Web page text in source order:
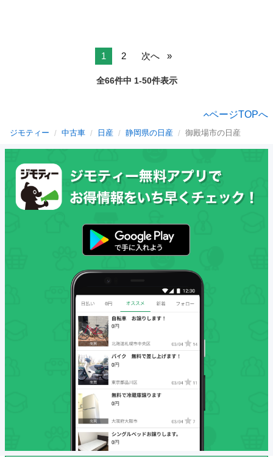
1 2 次へ
全66件中 1-50件表示
ページTOPへ
ジモティー 中古車 日産 静岡県の日産 御殿場市の日産